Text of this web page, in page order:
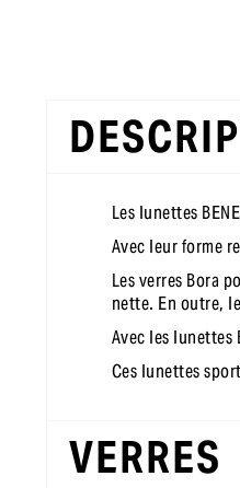
Les lunettes
Avec leur forme
Les verres Bora
nette. En outre,
Avec les lunettes
Ces lunettes
VERRES